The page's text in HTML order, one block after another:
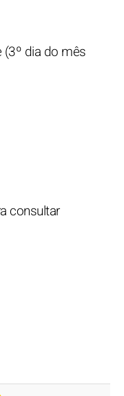
(3º dia do mês
consultar